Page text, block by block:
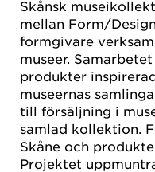
Skånsk
mellan Form/
formgivare
museer.
produkter
museernas
till försäljning i
samlad kollektion.
Skåne och
Projektet